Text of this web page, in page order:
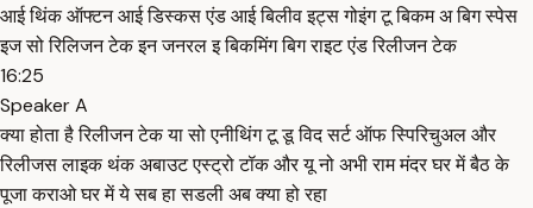
आई थिंक ऑफ्टन आई डिस्कस एंड आई बिलीव इट्स गोइंग टू बिकम अ बिग स्पेस
इज सो रिलिजन टेक इन जनरल इ बिकमिंग बिग राइट एंड रिलीजन टेक
16:25
Speaker A
क्या होता है रिलीजन टेक या सो एनीथिंग टू डू विद सर्ट ऑफ स्पिरिचुअल और
रिलीजस लाइक थंक अबाउट एस्ट्रो टॉक और यू नो अभी राम मंदर घर में बैठ के
पूजा कराओ घर में ये सब हा सडली अब क्या हो रहा